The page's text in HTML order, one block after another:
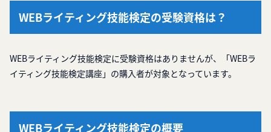
WEBライティング技能検定の受験資格は？
WEBライティング技能検定に受験資格はありませんが、「WEBラ
イティング技能検定講座」の購入者が対象となっています。
WEBライティング技能検定の概要